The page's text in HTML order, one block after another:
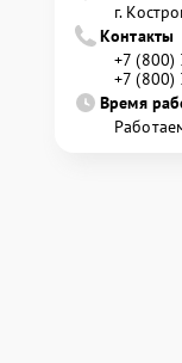
г.
Контакты
+7
+7
Время